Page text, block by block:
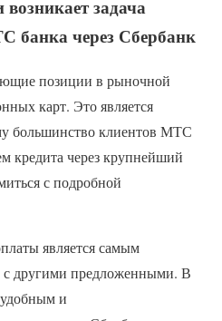
задача
банка через Сбербанк
позиции в рыночной
карт. Это является
большинство клиентов МТС
кредита через крупнейший
с подробной
является самым
другими предложенными. В
и